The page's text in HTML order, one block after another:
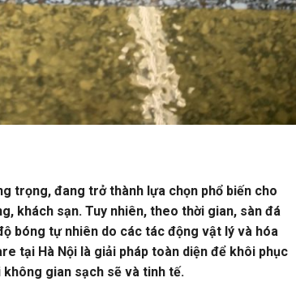
trọng, đang trở thành lựa chọn phổ biến cho
khách sạn. Tuy nhiên, theo thời gian, sàn đá
bóng tự nhiên do các tác động vật lý và hóa
tại Hà Nội là giải pháp toàn diện để khôi phục
gian sạch sẽ và tinh tế.